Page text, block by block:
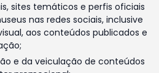
sites temáticos e perfis oficiais
nas redes sociais, inclusive
aos conteúdos publicados e
e da veiculação de conteúdos